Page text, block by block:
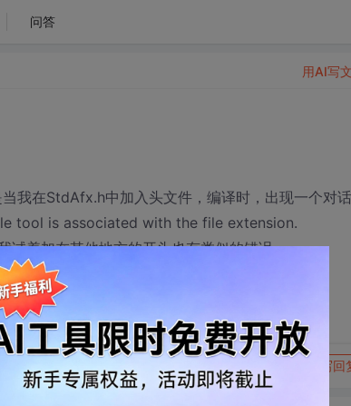
问答
我在StdAfx.h中加入头文件，编译时，出现一个对话
tool is associated with the file extension.
试着加在其他地方的开头也有类似的错误。
写回
用AI写